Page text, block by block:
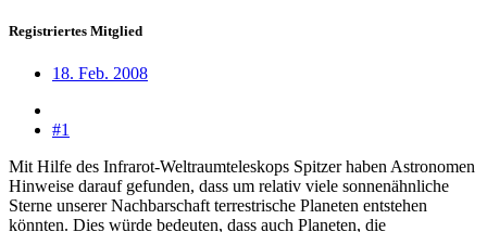
Registriertes Mitglied
18. Feb. 2008
#1
Mit Hilfe des Infrarot-Weltraumteleskops Spitzer haben Astronomen
Hinweise darauf gefunden, dass um relativ viele sonnenähnliche
Sterne unserer Nachbarschaft terrestrische Planeten entstehen
könnten. Dies würde bedeuten, dass auch Planeten, die